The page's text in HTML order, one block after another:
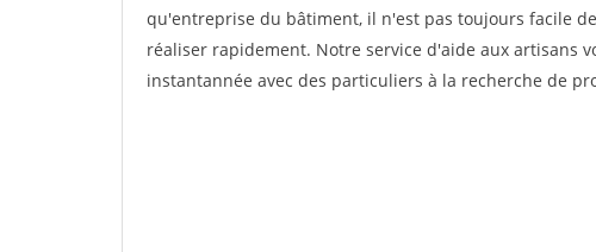
qu'entreprise du bâtiment, il n'est pas toujours facile
réaliser rapidement. Notre service d'aide aux artisans
instantannée avec des particuliers à la recherche de